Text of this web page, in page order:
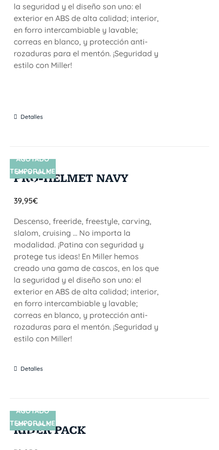
la seguridad y el diseño son uno: el
exterior en ABS de alta calidad; interior,
en forro intercambiable y lavable;
correas en blanco, y protección anti-
rozaduras para el mentón. ¡Seguridad y
estilo con Miller!
Detalles
SIN STOCK
AGOTADO
TEMPORALME
NTE
PRO-HELMET NAVY
39,95€
Descenso, freeride, freestyle, carving,
slalom, cruising ... No importa la
modalidad. ¡Patina con seguridad y
protege tus ideas! En Miller hemos
creado una gama de cascos, en los que
la seguridad y el diseño son uno: el
exterior en ABS de alta calidad; interior,
en forro intercambiable y lavable;
correas en blanco, y protección anti-
rozaduras para el mentón. ¡Seguridad y
estilo con Miller!
Detalles
SIN STOCK
AGOTADO
TEMPORALME
NTE
RIDER PACK